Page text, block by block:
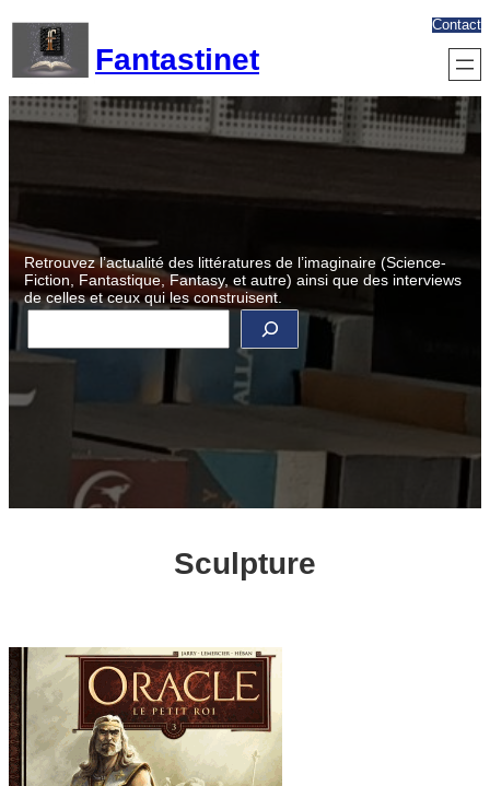
contenu
Fantastinet
Contact
Retrouvez l’actualité des littératures de l’imaginaire (Science-
Fiction, Fantastique, Fantasy, et autre) ainsi que des interviews
de celles et ceux qui les construisent.
R
c
r
Sculpture